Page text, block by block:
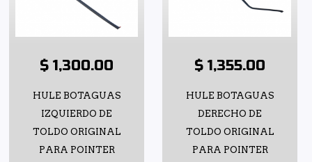
$ 1,300.00
HULE BOTAGUAS
IZQUIERDO DE
TOLDO ORIGINAL
PARA POINTER
$ 1,355.00
HULE BOTAGUAS
DERECHO DE
TOLDO ORIGINAL
PARA POINTER